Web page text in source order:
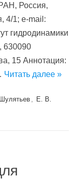
Россия,
4/1; e-mail:
гидродинамики
630090
15 Аннотация:
Читать далее »
, Е. В.